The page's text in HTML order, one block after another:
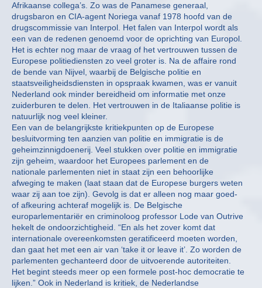
Afrikaanse collega’s. Zo was de Panamese generaal,
drugsbaron en CIA-agent Noriega vanaf 1978 hoofd van de
drugscommissie van Interpol. Het falen van Interpol wordt als
een van de redenen genoemd voor de oprichting van Europol.
Het is echter nog maar de vraag of het vertrouwen tussen de
Europese politiediensten zo veel groter is. Na de affaire rond
de bende van Nijvel, waarbij de Belgische politie en
staatsveiligheidsdiensten in opspraak kwamen, was er vanuit
Nederland ook minder bereidheid om informatie met onze
zuiderburen te delen. Het vertrouwen in de Italiaanse politie is
natuurlijk nog veel kleiner.
Een van de belangrijkste kritiekpunten op de Europese
besluitvorming ten aanzien van politie en immigratie is de
geheimzinnigdoenerij. Veel stukken over politie en immigratie
zijn geheim, waardoor het Europees parlement en de
nationale parlementen niet in staat zijn een behoorlijke
afweging te maken (laat staan dat de Europese burgers weten
waar zij aan toe zijn). Gevolg is dat er alleen nog maar goed-
of afkeuring achteraf mogelijk is. De Belgische
europarlementariër en criminoloog professor Lode van Outrive
hekelt de ondoorzichtigheid. “En als het zover komt dat
internationale overeenkomsten geratificeerd moeten worden,
dan gaat het met een air van ‘take it or leave it’. Zo worden de
parlementen gechanteerd door de uitvoerende autoriteiten.
Het begint steeds meer op een formele post-hoc democratie te
lijken.” Ook in Nederland is kritiek, de Nederlandse